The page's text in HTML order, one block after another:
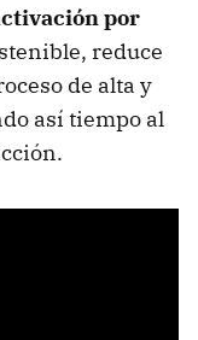
por
reduce
de alta y
así tiempo al